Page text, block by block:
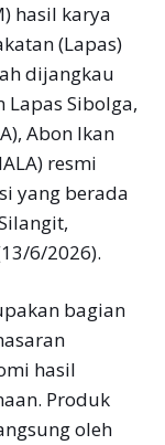
hasil karya
(Lapas)
dijangkau
Sibolga,
Abon Ikan
resmi
yang berada
6/2026).
bagian
hasil
Produk
oleh